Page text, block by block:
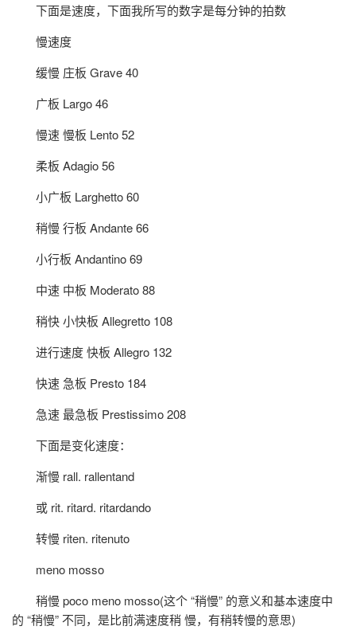
下面是速度，下面我所写的数字是每分钟的拍数
慢速度
缓慢 庄板 Grave 40
广板 Largo 46
慢速 慢板 Lento 52
柔板 Adagio 56
小广板 Larghetto 60
稍慢 行板 Andante 66
小行板 Andantino 69
中速 中板 Moderato 88
稍快 小快板 Allegretto 108
进行速度 快板 Allegro 132
快速 急板 Presto 184
急速 最急板 Prestissimo 208
下面是变化速度：
渐慢 rall. rallentand
或 rit. ritard. ritardando
转慢 riten. ritenuto
meno mosso
稍慢 poco meno mosso(这个 “稍慢” 的意义和基本速度中
的 “稍慢” 不同，是比前满速度稍 慢，有稍转慢的意思)